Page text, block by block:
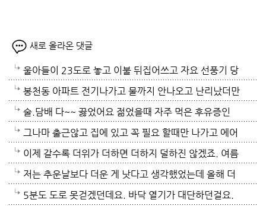
새로 올라온 댓글
울아들이 23도로 놓고 이불 뒤집어쓰고 자요 선풍기 당
연 틀어져있고 에휴
봉천동 아파트 전기나가고 물까지 안나오고 난리났더만
요. 어제 뉴스나오데요.진짜지 이젠 여름이 살기 더 힘
들걸로 보이네요. 다들 에어컨 밤새 돌리고하니요. 저는
12시부터 밤 열시까지만 돌리고 에어컨끄고 선풍기 두
대로 교대로 키고 자네요.
술.담배 다~~ 끓었어요 젊었을때 자주 먹은 후유증인
가? 나이먹어서 생고생중 입니다 ㅠㅠㅠㅠ
그나마 출근않고 집에 있고 꼭 필요 할때만 나가고 에어
컨 켜고 있으니 그나마 잘 견디고 있네요 이렇게 에어컨
이 가열되면 지구 온도는 더 올라 갈 것이고 전력은 더
모자날것이고 악순환이죠 그러게요 이제는 변압기 과부
이제 갈수록 더위가 더하면 더하지 덜하진 않겠죠. 여름
만 없음 좋겠어요. 여름이 무서워요.ㅎ 겨울엔 추움 옷
이래도 껴입고 집에 가만있음 되는데 ..여름은 집을나가
저는 추운날보다 더운 게 낫다고 생각했었는데 올해 더
위는 난생처음 겪는 거라 적응이 안되네요. 제발 비가 쏟
5분도 도로 못걷겠던데요. 바닥 열기가 대단하던걸요.